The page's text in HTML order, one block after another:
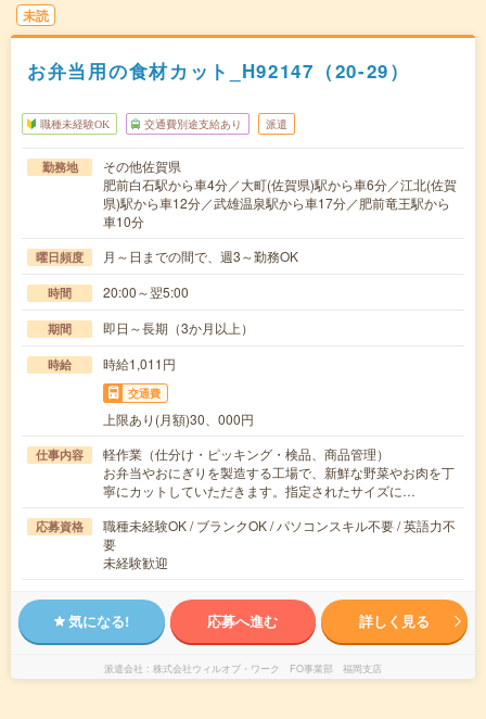
未読
お弁当用の食材カット_H92147（20-29）
職種未経験OK 交通費別途支給あり 派遣
勤務地
その他佐賀県
肥前白石駅から車4分／大町(佐賀県)駅から車6分／江北(佐賀
県)駅から車12分／武雄温泉駅から車17分／肥前竜王駅から
車10分
曜日頻度 月～日までの間で、週3～勤務OK
時間 20:00～翌5:00
期間 即日～長期（3か月以上）
時給 時給1,011円
交通費
上限あり(月額)30、000円
仕事内容
軽作業（仕分け・ピッキング・検品、商品管理）
お弁当やおにぎりを製造する工場で、新鮮な野菜やお肉を丁
寧にカットしていただきます。指定されたサイズに…
応募資格
職種未経験OK / ブランクOK / パソコンスキル不要 / 英語力不
要
未経験歓迎
気になる! 応募へ進む 詳しく見る
派遣会社 株式会社ウィルオブ・ワーク FO事業部 福岡支店